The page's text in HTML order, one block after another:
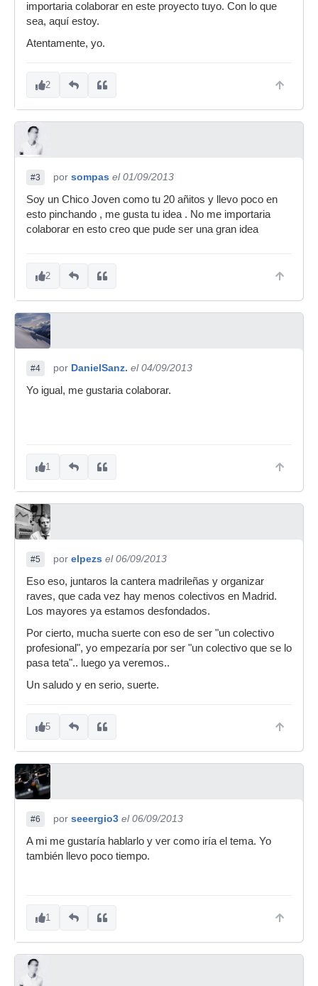
importaria colaborar en este proyecto tuyo. Con lo que
sea, aquí estoy.
Atentamente, yo.
2
#3 por sompas el 01/09/2013
Soy un Chico Joven como tu 20 añitos y llevo poco en
esto pinchando , me gusta tu idea . No me importaria
colaborar en esto creo que pude ser una gran idea
2
#4 por DanielSanz. el 04/09/2013
Yo igual, me gustaria colaborar.
1
#5 por elpezs el 06/09/2013
Eso eso, juntaros la cantera madrileñas y organizar
raves, que cada vez hay menos colectivos en Madrid.
Los mayores ya estamos desfondados.
Por cierto, mucha suerte con eso de ser "un colectivo
profesional", yo empezaría por ser "un colectivo que se lo
pasa teta".. luego ya veremos..
Un saludo y en serio, suerte.
5
#6 por seeergio3 el 06/09/2013
A mi me gustaría hablarlo y ver como iría el tema. Yo
también llevo poco tiempo.
1